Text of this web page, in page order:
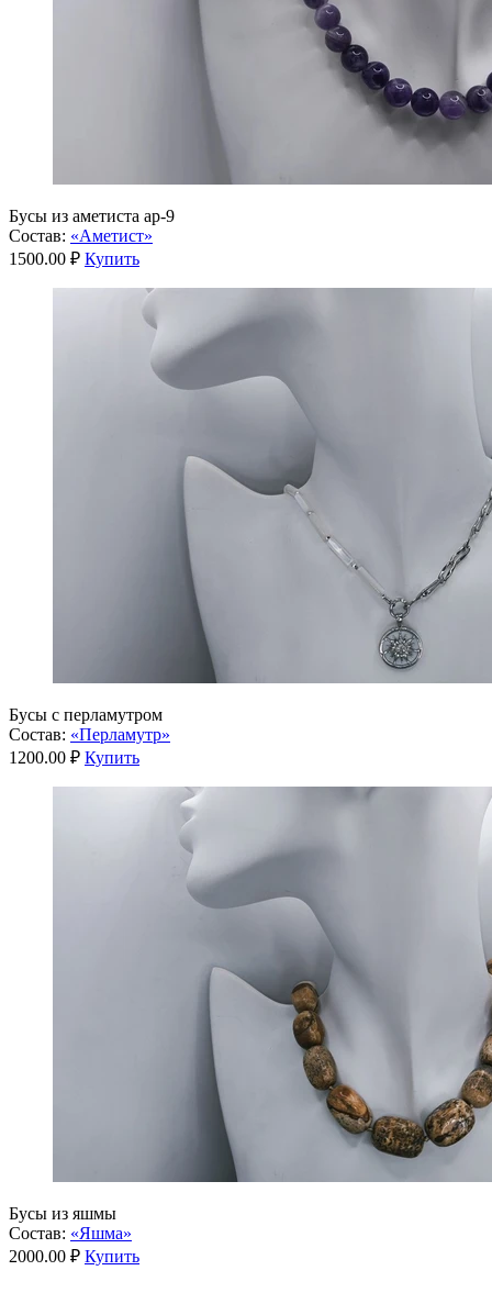
Бусы из аметиста ар-9
Состав: «Аметист»
1500.00 ₽ Купить
Бусы с перламутром
Состав: «Перламутр»
1200.00 ₽ Купить
Бусы из яшмы
Состав: «Яшма»
2000.00 ₽ Купить